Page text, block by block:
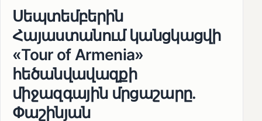
Սեպտեմբերին
Հայաստանում կանցկացվի
«Tour of Armenia»
հեծանվավազքի
միջազգային մրցաշարը.
Փաշինյան